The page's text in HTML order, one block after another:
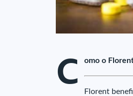
C omo o
Florent